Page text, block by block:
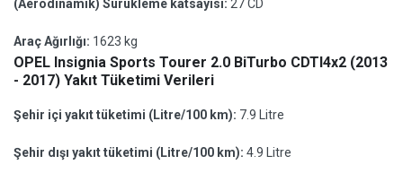
(Aerodinamik) Sürükleme katsayısı: 27 CD
Araç Ağırlığı: 1623 kg
OPEL Insignia Sports Tourer 2.0 BiTurbo CDTI4x2 (2013
- 2017) Yakıt Tüketimi Verileri
Şehir içi yakıt tüketimi (Litre/100 km): 7.9 Litre
Şehir dışı yakıt tüketimi (Litre/100 km): 4.9 Litre